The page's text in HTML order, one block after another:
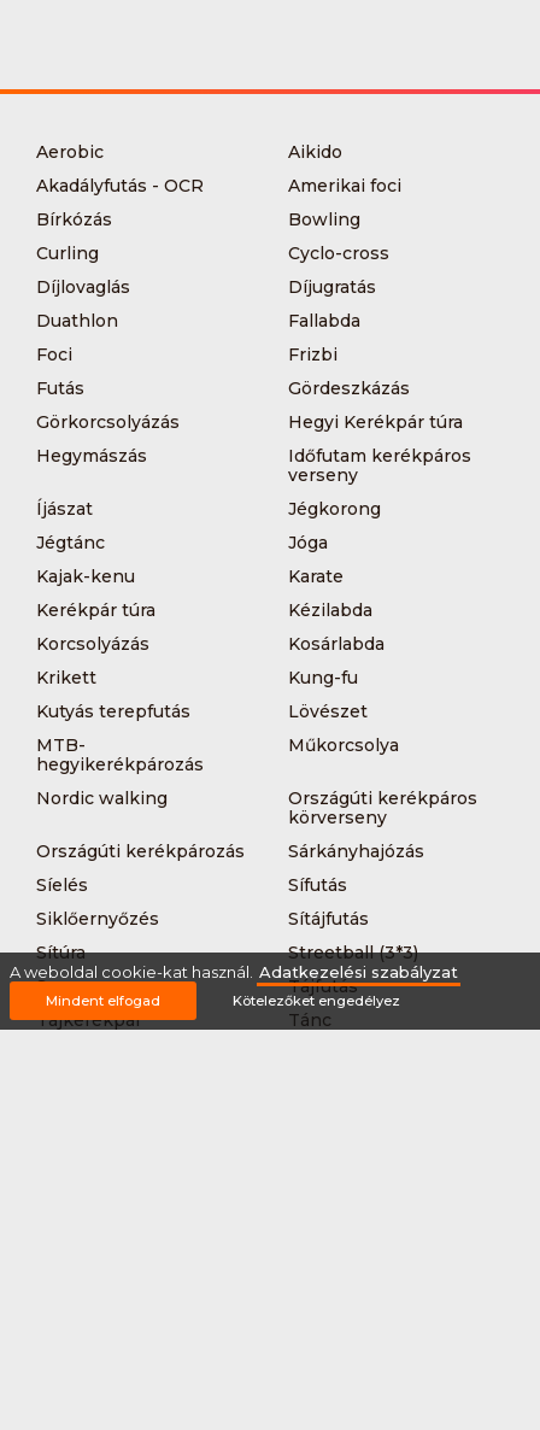
Aerobic
Aikido
Akadályfutás - OCR
Amerikai foci
Bírkózás
Bowling
Curling
Cyclo-cross
Díjlovaglás
Díjugratás
Duathlon
Fallabda
Foci
Frizbi
Futás
Gördeszkázás
Görkorcsolyázás
Hegyi Kerékpár túra
Hegymászás
Időfutam kerékpáros
verseny
Íjászat
Jégkorong
Jégtánc
Jóga
Kajak-kenu
Karate
Kerékpár túra
Kézilabda
Korcsolyázás
Kosárlabda
Krikett
Kung-fu
Kutyás terepfutás
Lövészet
MTB-
hegyikerékpározás
Műkorcsolya
Nordic walking
Országúti kerékpáros
körverseny
Országúti kerékpározás
Sárkányhajózás
Síelés
Sífutás
Siklőernyőzés
Sítájfutás
Sítúra
Streetball (3*3)
Sup
Tájfutás
Tájkerékpár
Tánc
A weboldal cookie-kat használ. Adatkezelési szabályzat
Mindent elfogad Kötelezőket engedélyez